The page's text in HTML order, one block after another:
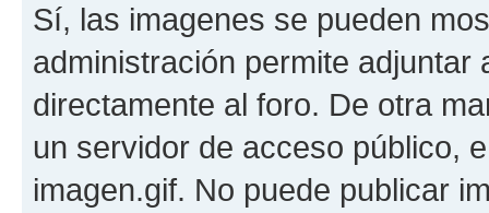
Sí, las imagenes se pueden
administración permite
directamente al foro. De otra
un servidor de acceso público,
imagen.gif. No puede publicar